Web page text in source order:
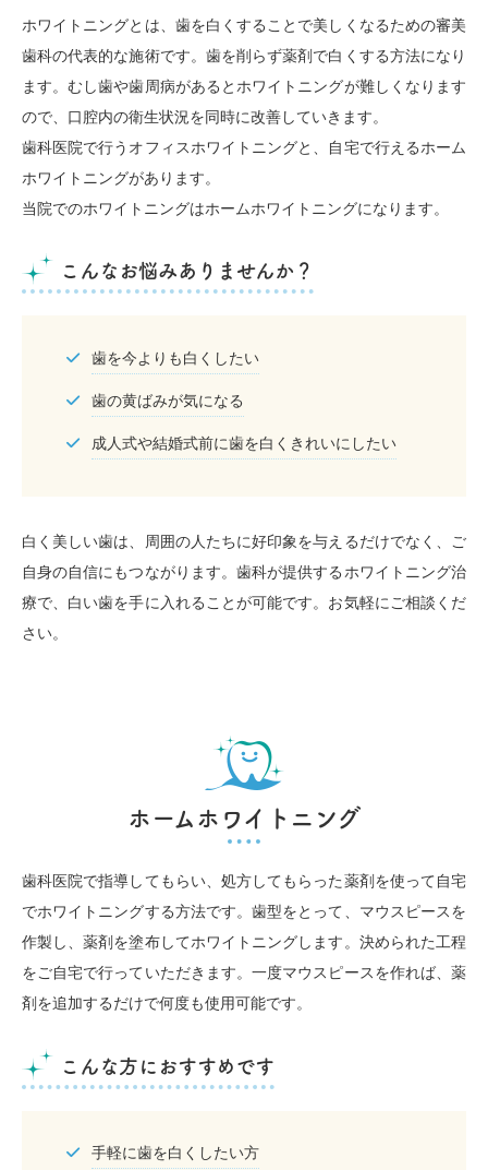
ホワイトニングとは、歯を白くすることで美しくなるための審美
歯科の代表的な施術です。歯を削らず薬剤で白くする方法になり
ます。むし歯や歯周病があるとホワイトニングが難しくなります
ので、口腔内の衛生状況を同時に改善していきます。
歯科医院で行うオフィスホワイトニングと、自宅で行えるホーム
ホワイトニングがあります。
当院でのホワイトニングはホームホワイトニングになります。
こんなお悩みありませんか？
歯を今よりも白くしたい
歯の黄ばみが気になる
成人式や結婚式前に歯を白くきれいにしたい
白く美しい歯は、周囲の人たちに好印象を与えるだけでなく、ご
自身の自信にもつながります。歯科が提供するホワイトニング治
療で、白い歯を手に入れることが可能です。お気軽にご相談くだ
さい。
ホームホワイトニング
歯科医院で指導してもらい、処方してもらった薬剤を使って自宅
でホワイトニングする方法です。歯型をとって、マウスピースを
作製し、薬剤を塗布してホワイトニングします。決められた工程
をご自宅で行っていただきます。一度マウスピースを作れば、薬
剤を追加するだけで何度も使用可能です。
こんな方におすすめです
手軽に歯を白くしたい方